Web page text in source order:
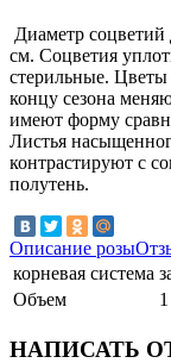
Диаметр соцветий
см. Соцветия
стерильные.
концу сезона
имеют форму
Листья
контрастируют с
полутень.
Описание розы
корневая система
Объем
НАПИСАТЬ